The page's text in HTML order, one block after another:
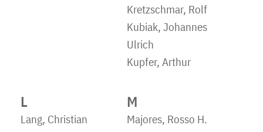
Kretzschmar, Rolf
Kubiak, Johannes
Ulrich
Kupfer, Arthur
L
Lang, Christian
M
Majores, Rosso H.